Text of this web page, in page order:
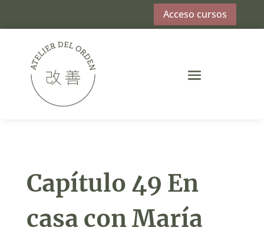
Acceso cursos
Capítulo 49 En
casa con María